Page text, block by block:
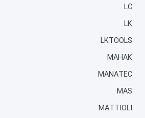
LC
LK
LKTOOLS
MAHAK
MANATEC
MAS
MATTIOLI